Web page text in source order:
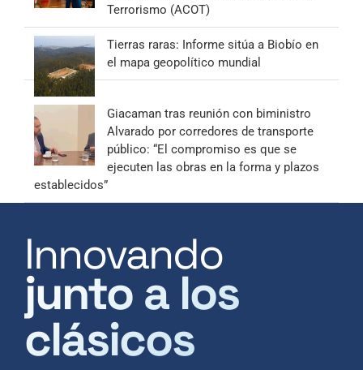
Terrorismo (ACOT)
Tierras raras: Informe sitúa a Biobío en
el mapa geopolítico mundial
Giacaman tras reunión con biministro
Alvarado por corredores de transporte
público: “El compromiso es que se
ejecuten las obras en la forma y plazos
establecidos”
Innovando
junto a los
clásicos